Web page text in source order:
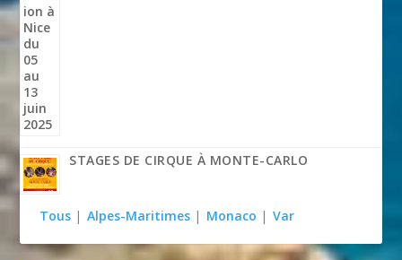
STAGES DE CIRQUE À MONTE-CARLO
Tous | Alpes-Maritimes | Monaco | Var